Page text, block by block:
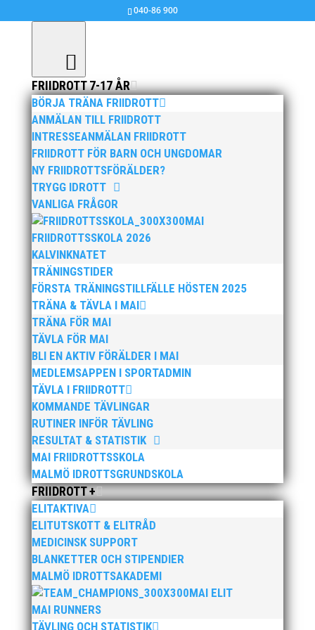
040-86 900
FRIIDROTT 7-17 ÅR
BÖRJA TRÄNA FRIIDROTT
ANMÄLAN TILL FRIIDROTT
INTRESSEANMÄLAN FRIIDROTT
FRIIDROTT FÖR BARN OCH UNGDOMAR
NY FRIIDROTTSFÖRÄLDER?
TRYGG IDROTT
VANLIGA FRÅGOR
MAI
FRIIDROTTSSKOLA 2026
KALVINKNATET
TRÄNINGSTIDER
FÖRSTA TRÄNINGSTILLFÄLLE HÖSTEN 2025
TRÄNA & TÄVLA I MAI
TRÄNA FÖR MAI
TÄVLA FÖR MAI
BLI EN AKTIV FÖRÄLDER I MAI
MEDLEMSAPPEN I SPORTADMIN
TÄVLA I FRIIDROTT
KOMMANDE TÄVLINGAR
RUTINER INFÖR TÄVLING
RESULTAT & STATISTIK
MAI FRIIDROTTSSKOLA
MALMÖ IDROTTSGRUNDSKOLA
FRIIDROTT +
ELITAKTIVA
ELITUTSKOTT & ELITRÅD
MEDICINSK SUPPORT
BLANKETTER OCH STIPENDIER
MALMÖ IDROTTSAKADEMI
MAI ELIT
MAI RUNNERS
TÄVLING OCH STATISTIK
Resultat, Veteran-DM Kastmångkamp i
Malmö 7 sept 2019
nov 5, 2019 |MAI MASTERS
VDM Kastmångkamp 2019-09-07
Publicerat tidigare
Nu kan du se när första och sista träningstillfälle för
Hösten 2024. Klicka här!
Malmöloppet gick av stapeln i lördags i ett riktigt
ruskväder. Fast det bromsade inte vår löpargrupp
som verkligen visade framfötterna.